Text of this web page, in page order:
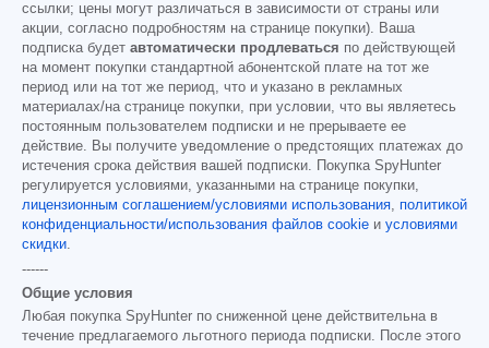
ссылки; цены могут различаться в зависимости от страны или
акции, согласно подробностям на странице покупки). Ваша
подписка будет автоматически продлеваться по действующей
на момент покупки стандартной абонентской плате на тот же
период или на тот же период, что и указано в рекламных
материалах/на странице покупки, при условии, что вы являетесь
постоянным пользователем подписки и не прерываете ее
действие. Вы получите уведомление о предстоящих платежах до
истечения срока действия вашей подписки. Покупка SpyHunter
регулируется условиями, указанными на странице покупки,
лицензионным соглашением/условиями использования, политикой
конфиденциальности/использования файлов cookie и условиями
скидки.
------
Общие условия
Любая покупка SpyHunter по сниженной цене действительна в
течение предлагаемого льготного периода подписки. После этого